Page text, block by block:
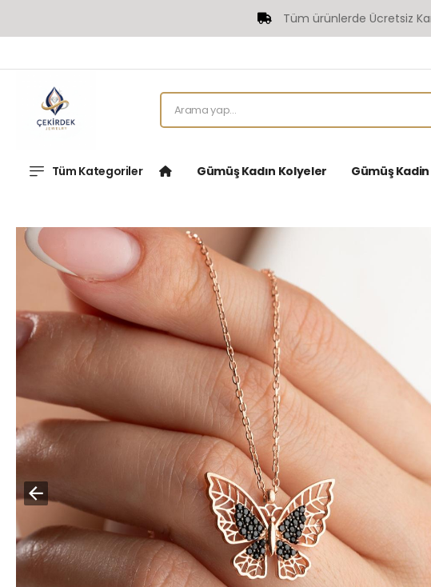
Tüm ürünlerde Ücretsiz Kargo
Tüm Kategoriler Gümüş Kadın Kolyeler Gümüş